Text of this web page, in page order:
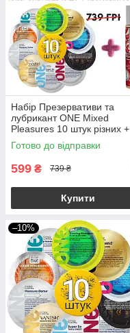
Набір Презервативи та
лубрикант ONE Mixed
Pleasures 10 штук різних +
змазка JO 30ml
Готово до відправки
599 ₴ 739 ₴
Купити
–10%